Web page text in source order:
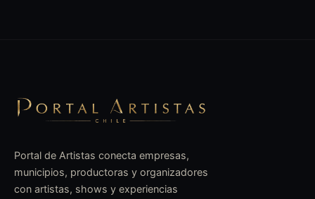
Portal de Artistas conecta empresas,
municipios, productoras y organizadores
con artistas, shows y experiencias